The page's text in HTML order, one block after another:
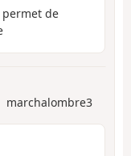
de
marchalombre3